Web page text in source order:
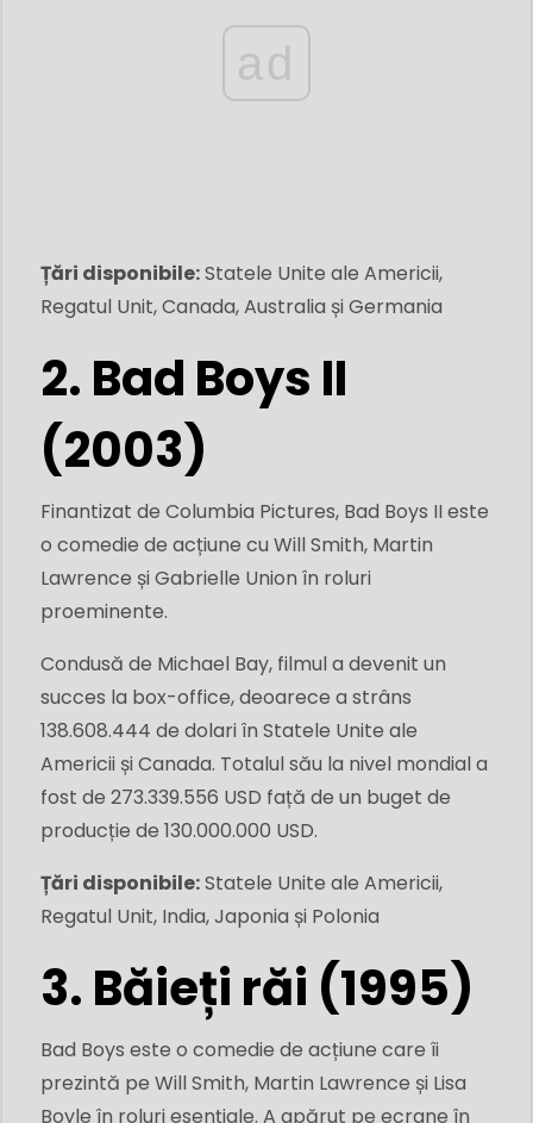
ad
Țări disponibile:Statele Unite ale Americii,
Regatul Unit, Canada, Australia și Germania
2. Bad Boys II
(2003)
Finantizat de Columbia Pictures, Bad Boys II este
o comedie de acțiune cu Will Smith, Martin
Lawrence și Gabrielle Union în roluri
proeminente.
Condusă de Michael Bay, filmul a devenit un
succes la box-office, deoarece a strâns
138.608.444 de dolari în Statele Unite ale
Americii și Canada. Totalul său la nivel mondial a
fost de 273.339.556 USD față de un buget de
producție de 130.000.000 USD.
Țări disponibile:Statele Unite ale Americii,
Regatul Unit, India, Japonia și Polonia
3. Băieți răi (1995)
Bad Boys este o comedie de acțiune care îi
prezintă pe Will Smith, Martin Lawrence și Lisa
Boyle în roluri esențiale. A apărut pe ecrane în